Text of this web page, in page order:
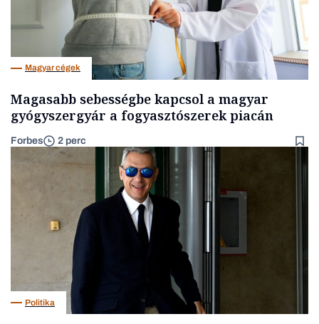
Magyar cégek
Magasabb sebességbe kapcsol a magyar
gyógyszergyár a fogyasztószerek piacán
Forbes 2 perc
Politika